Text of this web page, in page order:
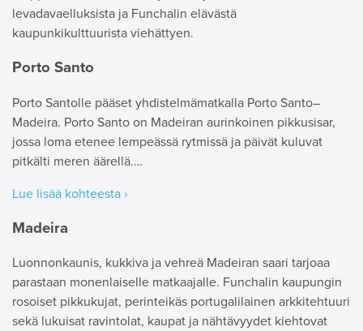
levadavaelluksista ja Funchalin elävästä
kaupunkikulttuurista viehättyen.
Porto Santo
Porto Santolle pääset yhdistelmämatkalla Porto Santo–
Madeira. Porto Santo on Madeiran aurinkoinen pikkusisar,
jossa loma etenee lempeässä rytmissä ja päivät kuluvat
pitkälti meren äärellä.…
Lue lisää kohteesta ›
Madeira
Luonnonkaunis, kukkiva ja vehreä Madeiran saari tarjoaa
parastaan monenlaiselle matkaajalle. Funchalin kaupungin
rosoiset pikkukujat, perinteikäs portugalilainen arkkitehtuuri
sekä lukuisat ravintolat, kaupat ja nähtävyydet kiehtovat